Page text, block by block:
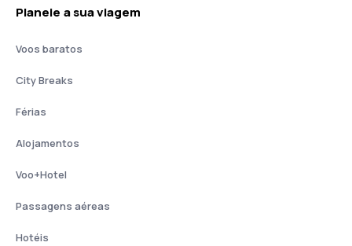
Planeie a sua viagem
Voos baratos
City Breaks
Férias
Alojamentos
Voo+Hotel
Passagens aéreas
Hotéis